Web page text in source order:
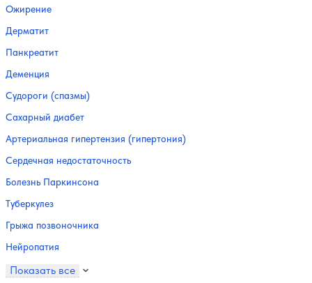
Ожирение
Дерматит
Панкреатит
Деменция
Судороги (спазмы)
Сахарный диабет
Артериальная гипертензия (гипертония)
Сердечная недостаточность
Болезнь Паркинсона
Туберкулез
Грыжа позвоночника
Нейропатия
Показать все